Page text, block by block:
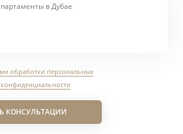
КОНСУЛЬТАЦИИ
обработки персональных